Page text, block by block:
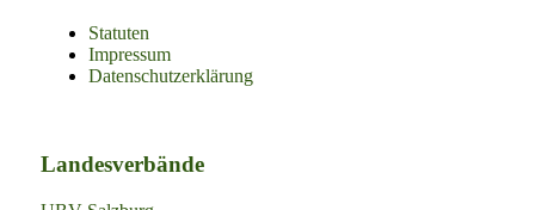
Statuten
Impressum
Datenschutzerklärung
Landesverbände